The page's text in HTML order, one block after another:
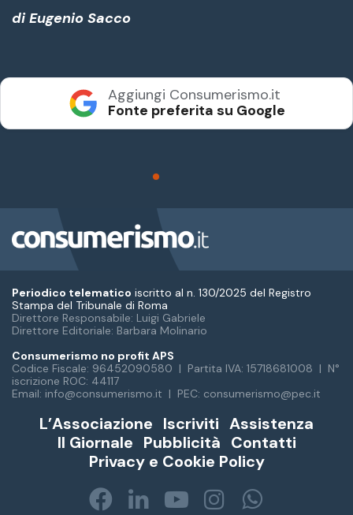
Periodico telematico iscritto al n. 130/2025 del Registro
Stampa del Tribunale di Roma
Direttore Responsabile: Luigi Gabriele
Direttore Editoriale: Barbara Molinario
Consumerismo no profit APS
Codice Fiscale: 96452090580 | Partita IVA: 15718681008 | N°
iscrizione ROC: 44117
Email: info@consumerismo.it | PEC: consumerismo@pec.it
L’Associazione Iscriviti Assistenza
Il Giornale Pubblicità Contatti
Privacy e Cookie Policy
Facebook
LinkedIn
You Instagram